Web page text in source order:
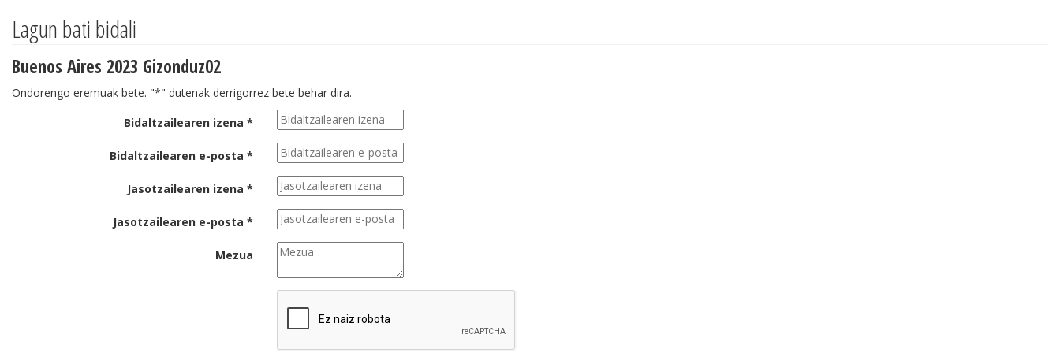
Lagun bati bidali
Buenos Aires 2023 Gizonduz02
Ondorengo eremuak bete. "*" dutenak derrigorrez bete behar dira.
Bidaltzailearen izena *
Bidaltzailearen e-posta *
Jasotzailearen izena *
Jasotzailearen e-posta *
Mezua